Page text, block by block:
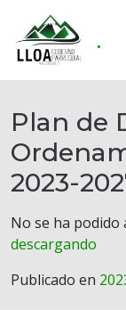
.
Plan de
2023-
No se ha podido
descargando
Publicado en